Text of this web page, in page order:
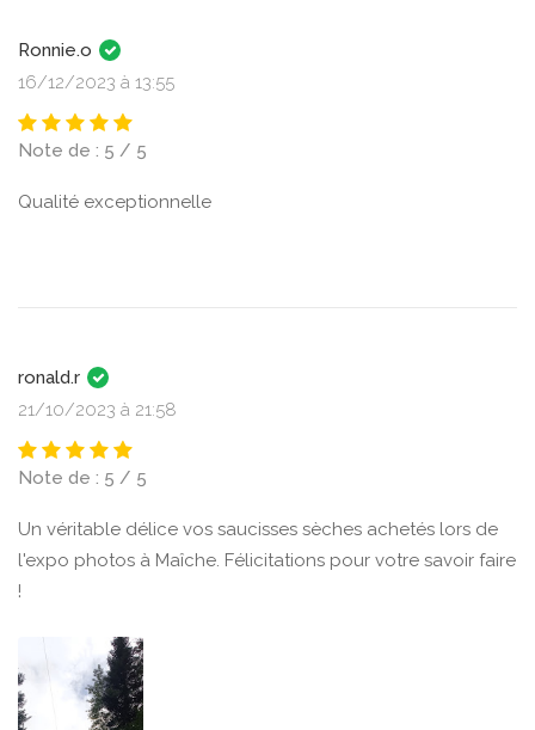
Ronnie.o
16/12/2023 à 13:55
Note de : 5 / 5
Qualité exceptionnelle
ronald.r
21/10/2023 à 21:58
Note de : 5 / 5
Un véritable délice vos saucisses sèches achetés lors de
l'expo photos à Maîche. Félicitations pour votre savoir faire
!